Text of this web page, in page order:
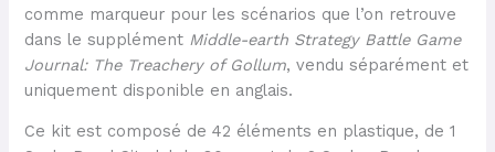
comme marqueur pour les scénarios que l’on retrouve
dans le supplément Middle-earth Strategy Battle Game
Journal: The Treachery of Gollum, vendu séparément et
uniquement disponible en anglais.
Ce kit est composé de 42 éléments en plastique, de 1